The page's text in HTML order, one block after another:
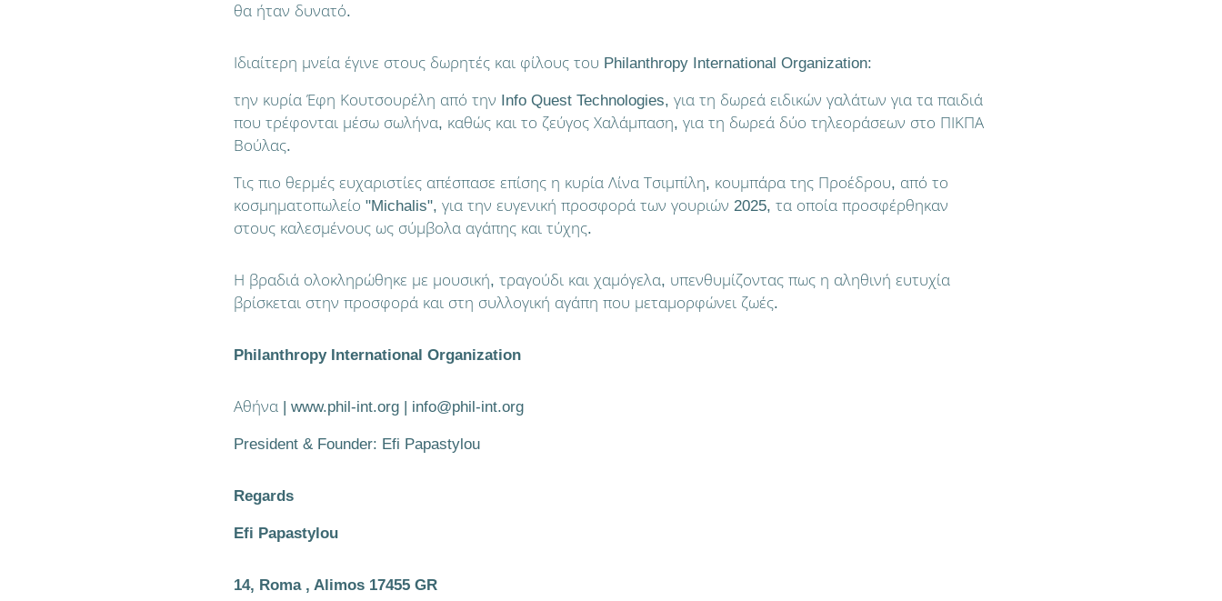
θα ήταν δυνατό.
Ιδιαίτερη μνεία έγινε στους δωρητές και φίλους του Philanthropy International Organization:
την κυρία Έφη Κουτσουρέλη από την Info Quest Technologies, για τη δωρεά ειδικών γαλάτων για τα παιδιά
που τρέφονται μέσω σωλήνα, καθώς και το ζεύγος Χαλάμπαση, για τη δωρεά δύο τηλεοράσεων στο ΠΙΚΠΑ
Βούλας.
Τις πιο θερμές ευχαριστίες απέσπασε επίσης η κυρία Λίνα Τσιμπίλη, κουμπάρα της Προέδρου, από το
κοσμηματοπωλείο "Michalis", για την ευγενική προσφορά των γουριών 2025, τα οποία προσφέρθηκαν
στους καλεσμένους ως σύμβολα αγάπης και τύχης.
Η βραδιά ολοκληρώθηκε με μουσική, τραγούδι και χαμόγελα, υπενθυμίζοντας πως η αληθινή ευτυχία
βρίσκεται στην προσφορά και στη συλλογική αγάπη που μεταμορφώνει ζωές.
Philanthropy International Organization
Αθήνα | www.phil-int.org | info@phil-int.org
President & Founder: Efi Papastylou
Regards
Efi Papastylou
14, Roma , Alimos 17455 GR